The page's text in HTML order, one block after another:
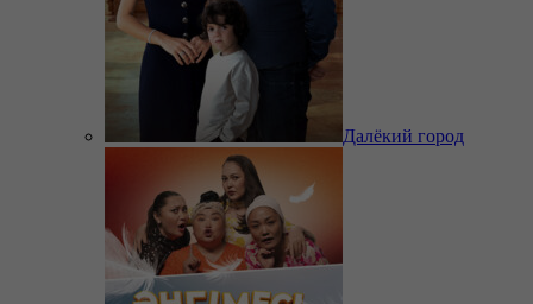
Далёкий город